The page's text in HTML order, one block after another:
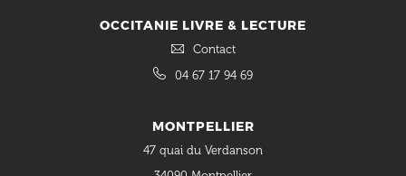
OCCITANIE LIVRE & LECTURE
Contact
04 67 17 94 69
MONTPELLIER
47 quai du Verdanson